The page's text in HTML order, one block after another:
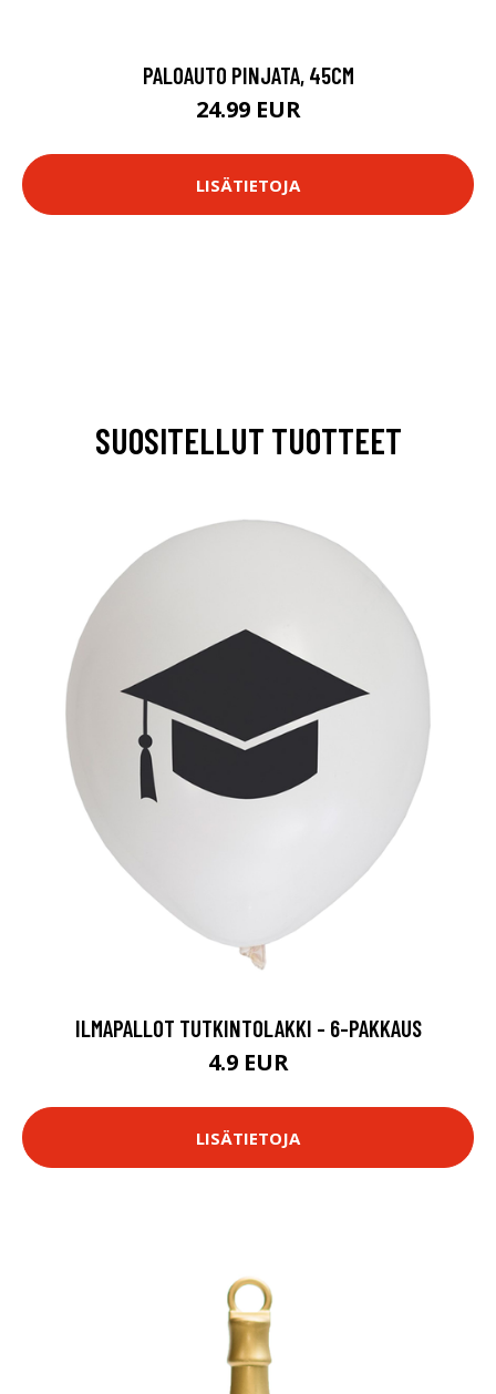
PALOAUTO PINJATA, 45CM
24.99 EUR
LISÄTIETOJA
SUOSITELLUT TUOTTEET
ILMAPALLOT TUTKINTOLAKKI - 6-PAKKAUS
4.9 EUR
LISÄTIETOJA